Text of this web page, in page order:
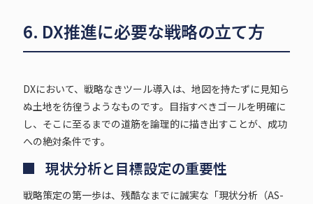
6. DX推進に必要な戦略の立て方
DXにおいて、戦略なきツール導入は、地図を持たずに見知ら
ぬ土地を彷徨うようなものです。目指すべきゴールを明確に
し、そこに至るまでの道筋を論理的に描き出すことが、成功
への絶対条件です。
現状分析と目標設定の重要性
戦略策定の第一歩は、残酷なまでに誠実な「現状分析（AS-